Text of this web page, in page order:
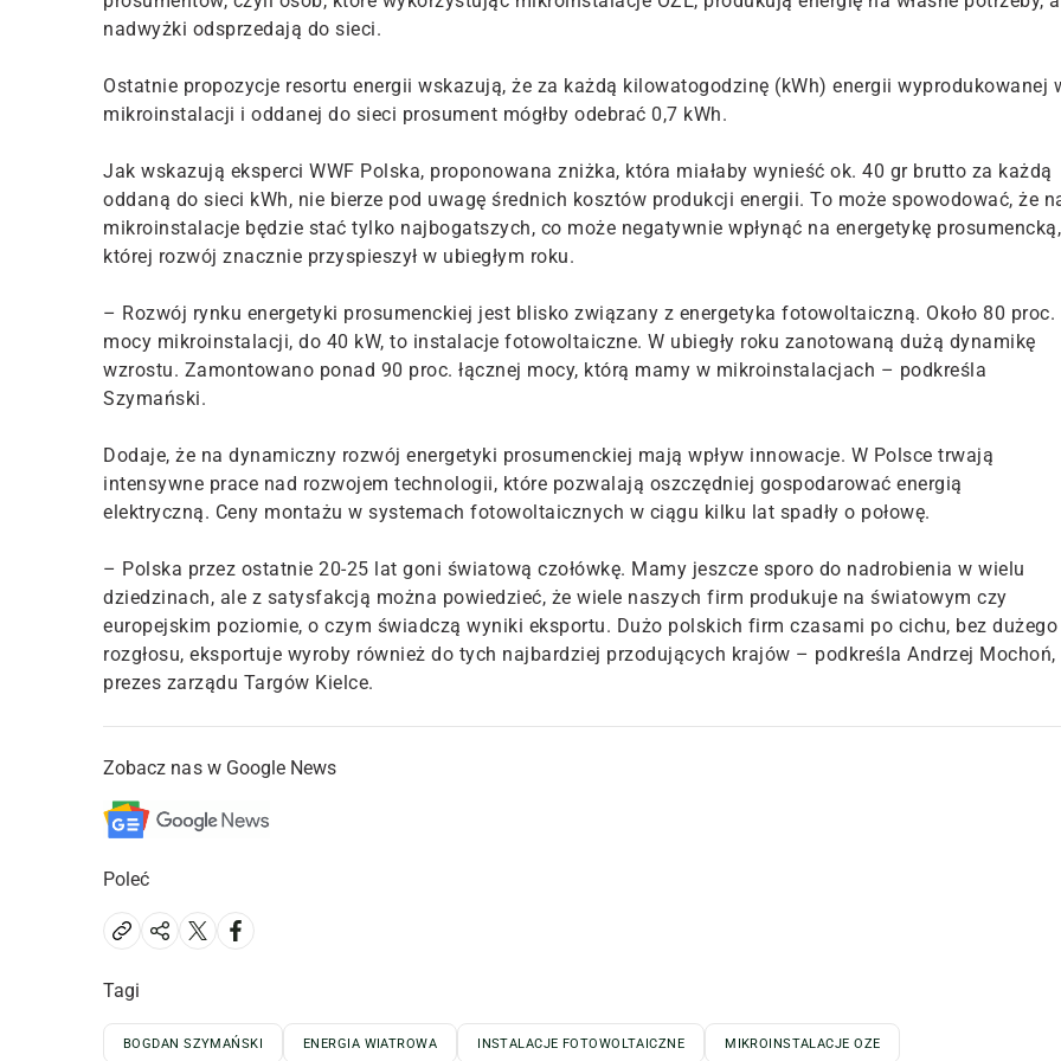
nadwyżki odsprzedają do sieci.
Ostatnie propozycje resortu energii wskazują, że za każdą kilowatogodzinę (kWh) energii wyprodukowanej
mikroinstalacji i oddanej do sieci prosument mógłby odebrać 0,7 kWh.
Jak wskazują eksperci WWF Polska, proponowana zniżka, która miałaby wynieść ok. 40 gr brutto za każdą
oddaną do sieci kWh, nie bierze pod uwagę średnich kosztów produkcji energii. To może spowodować, że
mikroinstalacje będzie stać tylko najbogatszych, co może negatywnie wpłynąć na energetykę prosumencką,
której rozwój znacznie przyspieszył w ubiegłym roku.
– Rozwój rynku energetyki prosumenckiej jest blisko związany z energetyka fotowoltaiczną. Około 80 proc.
mocy mikroinstalacji, do 40 kW, to instalacje fotowoltaiczne. W ubiegły roku zanotowaną dużą dynamikę
wzrostu. Zamontowano ponad 90 proc. łącznej mocy, którą mamy w mikroinstalacjach – podkreśla
Szymański.
Dodaje, że na dynamiczny rozwój energetyki prosumenckiej mają wpływ innowacje. W Polsce trwają
intensywne prace nad rozwojem technologii, które pozwalają oszczędniej gospodarować energią
elektryczną. Ceny montażu w systemach fotowoltaicznych w ciągu kilku lat spadły o połowę.
– Polska przez ostatnie 20-25 lat goni światową czołówkę. Mamy jeszcze sporo do nadrobienia w wielu
dziedzinach, ale z satysfakcją można powiedzieć, że wiele naszych firm produkuje na światowym czy
europejskim poziomie, o czym świadczą wyniki eksportu. Dużo polskich firm czasami po cichu, bez dużego
rozgłosu, eksportuje wyroby również do tych najbardziej przodujących krajów – podkreśla Andrzej Mochoń,
prezes zarządu Targów Kielce.
Zobacz nas w Google News
Poleć
Tagi
BOGDAN SZYMAŃSKI ENERGIA WIATROWA INSTALACJE FOTOWOLTAICZNE MIKROINSTALACJE OZE